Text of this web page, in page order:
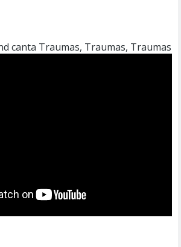
canta Traumas, Traumas, Traumas